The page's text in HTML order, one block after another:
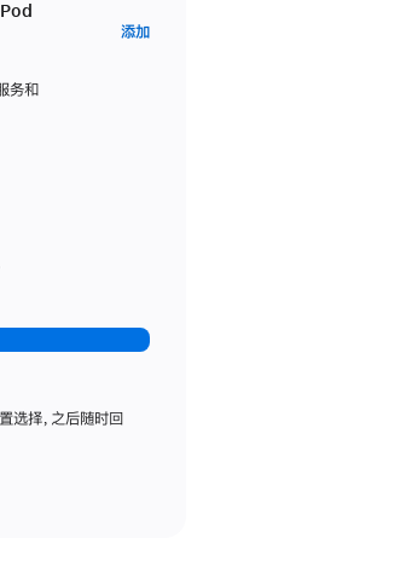
务和
添加AppleCare+
选择，之后随时回